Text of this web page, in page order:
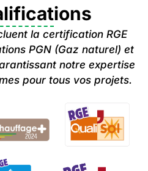
la certification RGE
PGN (Gaz naturel) et
notre expertise
pour tous vos projets.